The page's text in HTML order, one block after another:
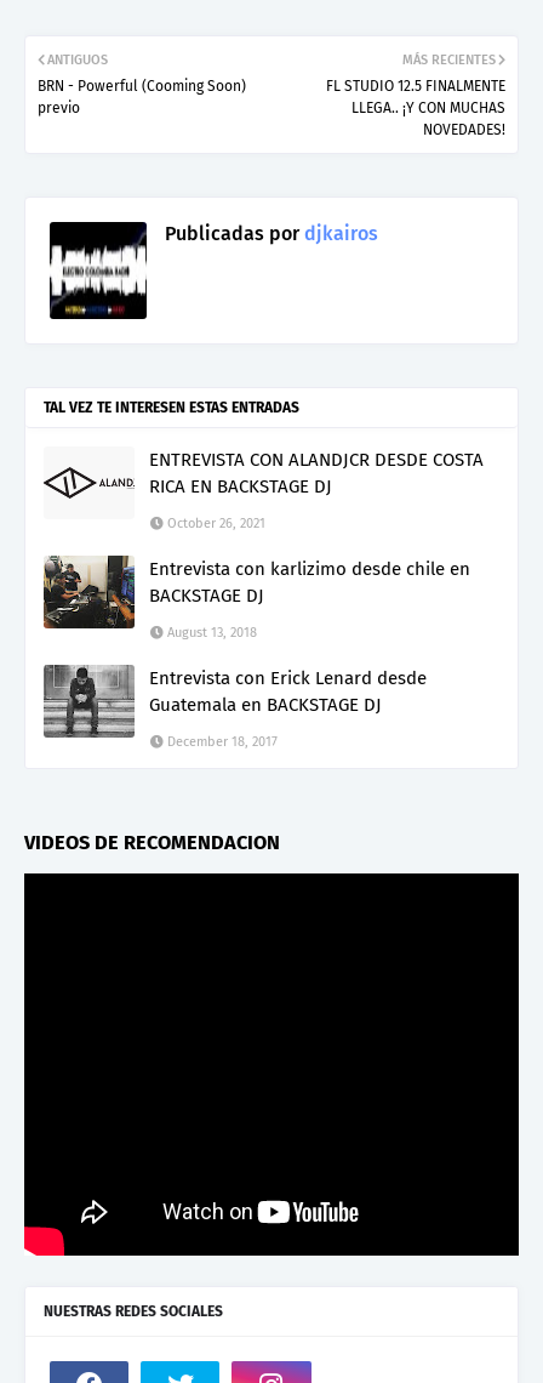
MÁS RECIENTES
FL STUDIO 12.5 FINALMENTE
LLEGA.. ¡Y CON MUCHAS
NOVEDADES!
ANTIGUOS
BRN - Powerful (Cooming Soon)
previo
Publicadas pordjkairos
TAL VEZ TE INTERESEN ESTAS ENTRADAS
ENTREVISTA CON ALANDJCR DESDE COSTA
RICA EN BACKSTAGE DJ
October 26, 2021
Entrevista con karlizimo desde chile en
BACKSTAGE DJ
August 13, 2018
Entrevista con Erick Lenard desde
Guatemala en BACKSTAGE DJ
December 18, 2017
VIDEOS DE RECOMENDACION
NUESTRAS REDES SOCIALES